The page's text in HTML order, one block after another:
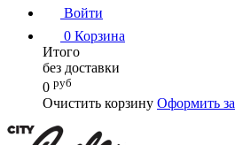
Войти
0 Корзина
Итого
без доставки
0 руб
Очистить корзину Оформить